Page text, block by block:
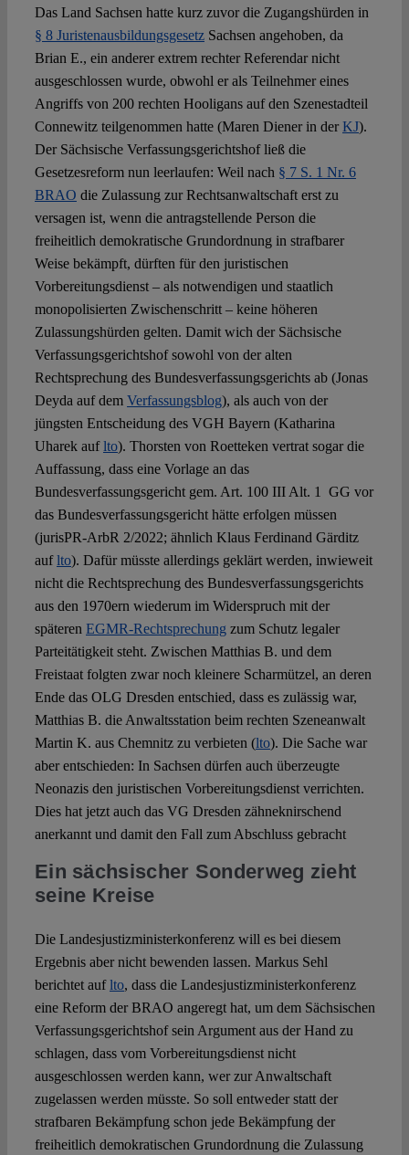
Das Land Sachsen hatte kurz zuvor die Zugangshürden in
§ 8 JuristenausbildungsgesetzSachsen angehoben, da
Brian E., ein anderer extrem rechter Referendar nicht
ausgeschlossen wurde, obwohl er als Teilnehmer eines
Angriffs von 200 rechten Hooligans auf den Szenestadteil
Connewitz teilgenommen hatte (Maren Diener in derKJ).
Der Sächsische Verfassungsgerichtshof ließ die
Gesetzesreform nun leerlaufen: Weil nach § 7 S. 1 Nr. 6
BRAO die Zulassung zur Rechtsanwaltschaft erst zu
versagen ist, wenn die antragstellende Person die
freiheitlich demokratische Grundordnung in strafbarer
Weise bekämpft, dürften für den juristischen
Vorbereitungsdienst – als notwendigen und staatlich
monopolisierten Zwischenschritt – keine höheren
Zulassungshürden gelten. Damit wich der Sächsische
Verfassungsgerichtshof sowohl von der alten
Rechtsprechung des Bundesverfassungsgerichts ab (Jonas
Deyda auf dem Verfassungsblog), als auch von der
jüngsten Entscheidung des VGH Bayern (Katharina
Uharek auflto). Thorsten von Roetteken vertrat sogar die
Auffassung, dass eine Vorlage an das
Bundesverfassungsgericht gem. Art. 100 III Alt. 1 GG vor
das Bundesverfassungsgericht hätte erfolgen müssen
(jurisPR-ArbR 2/2022; ähnlich Klaus Ferdinand Gärditz
auflto). Dafür müsste allerdings geklärt werden, inwieweit
nicht die Rechtsprechung des Bundesverfassungsgerichts
aus den 1970ern wiederum im Widerspruch mit der
späteren EGMR-Rechtsprechung zum Schutz legaler
Parteitätigkeit steht. Zwischen Matthias B. und dem
Freistaat folgten zwar noch kleinere Scharmützel, an deren
Ende das OLG Dresden entschied, dass es zulässig war,
Matthias B. die Anwaltsstation beim rechten Szeneanwalt
Martin K. aus Chemnitz zu verbieten (lto). Die Sache war
aber entschieden: In Sachsen dürfen auch überzeugte
Neonazis den juristischen Vorbereitungsdienst verrichten.
Dies hat jetzt auch das VG Dresden zähneknirschend
anerkannt und damit den Fall zum Abschluss gebracht
Ein sächsischer Sonderweg zieht
seine Kreise
Die Landesjustizministerkonferenz will es bei diesem
Ergebnis aber nicht bewenden lassen. Markus Sehl
berichtet auflto, dass die Landesjustizministerkonferenz
eine Reform der BRAO angeregt hat, um dem Sächsischen
Verfassungsgerichtshof sein Argument aus der Hand zu
schlagen, dass vom Vorbereitungsdienst nicht
ausgeschlossen werden kann, wer zur Anwaltschaft
zugelassen werden müsste. So soll entweder statt der
strafbaren Bekämpfung schon jede Bekämpfung der
freiheitlich demokratischen Grundordnung die Zulassung